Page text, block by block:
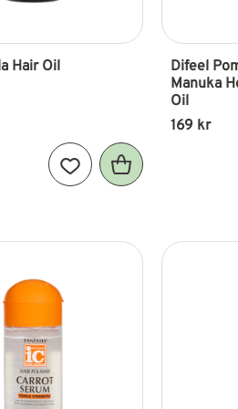
Hair Oil
Lägg till i favoriter
Difeel
Manuka
Oil
169 kr